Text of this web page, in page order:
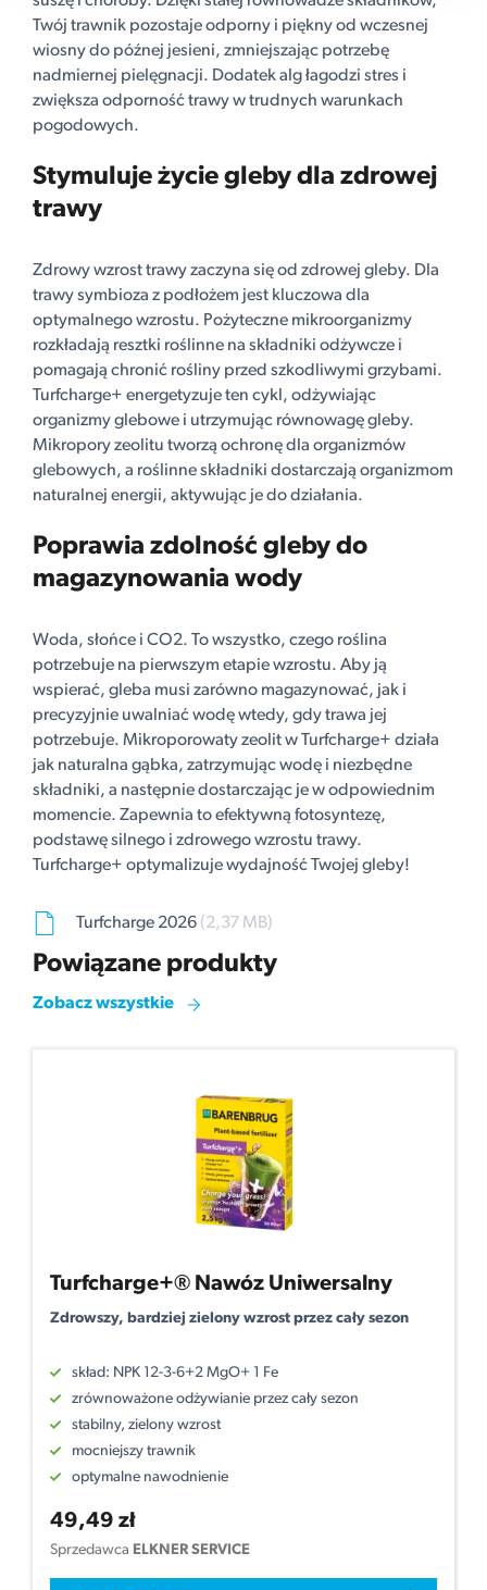
Twój trawnik pozostaje odporny i piękny od wczesnej
wiosny do późnej jesieni, zmniejszając potrzebę
nadmiernej pielęgnacji. Dodatek alg łagodzi stres i
zwiększa odporność trawy w trudnych warunkach
pogodowych.
Stymuluje życie gleby dla zdrowej
trawy
Zdrowy wzrost trawy zaczyna się od zdrowej gleby. Dla
trawy symbioza z podłożem jest kluczowa dla
optymalnego wzrostu. Pożyteczne mikroorganizmy
rozkładają resztki roślinne na składniki odżywcze i
pomagają chronić rośliny przed szkodliwymi grzybami.
Turfcharge+ energetyzuje ten cykl, odżywiając
organizmy glebowe i utrzymując równowagę gleby.
Mikropory zeolitu tworzą ochronę dla organizmów
glebowych, a roślinne składniki dostarczają organizmom
naturalnej energii, aktywując je do działania.
Poprawia zdolność gleby do
magazynowania wody
Woda, słońce i CO2. To wszystko, czego roślina
potrzebuje na pierwszym etapie wzrostu. Aby ją
wspierać, gleba musi zarówno magazynować, jak i
precyzyjnie uwalniać wodę wtedy, gdy trawa jej
potrzebuje. Mikroporowaty zeolit w Turfcharge+ działa
jak naturalna gąbka, zatrzymując wodę i niezbędne
składniki, a następnie dostarczając je w odpowiednim
momencie. Zapewnia to efektywną fotosyntezę,
podstawę silnego i zdrowego wzrostu trawy.
Turfcharge+ optymalizuje wydajność Twojej gleby!
Turfcharge 2026 (2,37 MB)
Powiązane produkty
Zobacz wszystkie
Turfcharge+® Nawóz Uniwersalny
Zdrowszy, bardziej zielony wzrost przez cały sezon
skład: NPK 12-3-6+2 MgO+ 1 Fe
zrównoważone odżywianie przez cały sezon
stabilny, zielony wzrost
mocniejszy trawnik
optymalne nawodnienie
49,49 zł
Sprzedawca ELKNER SERVICE